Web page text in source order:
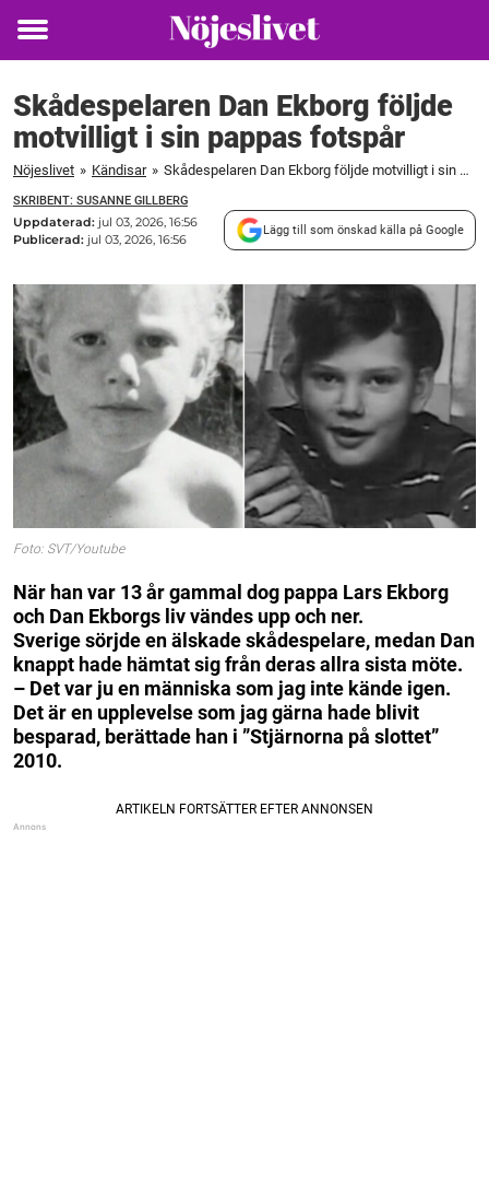
Toggle
Skådespelaren Dan Ekborg följde
motvilligt i sin pappas fotspår
Nöjeslivet » Kändisar » Skådespelaren Dan Ekborg följde motvilligt i sin pappas fotspår
SKRIBENT: SUSANNE GILLBERG
Uppdaterad: jul 03, 2026, 16:56
Publicerad: jul 03, 2026, 16:56
Lägg till som önskad källa på Google
Foto: SVT/Youtube
När han var 13 år gammal dog pappa Lars Ekborg
och Dan Ekborgs liv vändes upp och ner.
Sverige sörjde en älskade skådespelare, medan Dan
knappt hade hämtat sig från deras allra sista möte.
– Det var ju en människa som jag inte kände igen.
Det är en upplevelse som jag gärna hade blivit
besparad, berättade han i ”Stjärnorna på slottet”
2010.